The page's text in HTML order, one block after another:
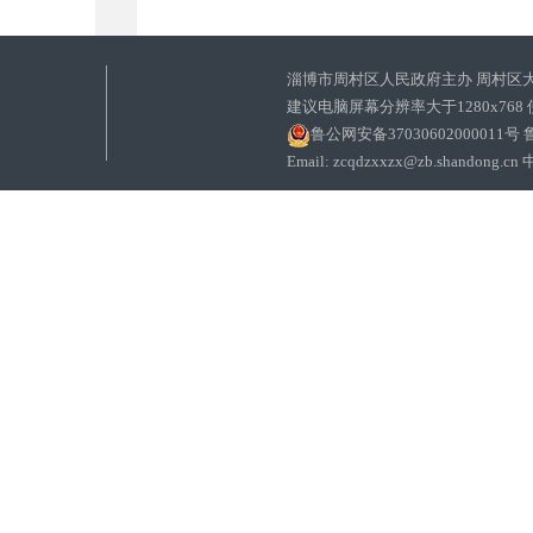
淄博市周村区人民政府主办 周村区
建议电脑屏幕分辨率大于1280x768
鲁公网安备37030602000011号
Email: zcqdzxxzx@zb.shandong.cn